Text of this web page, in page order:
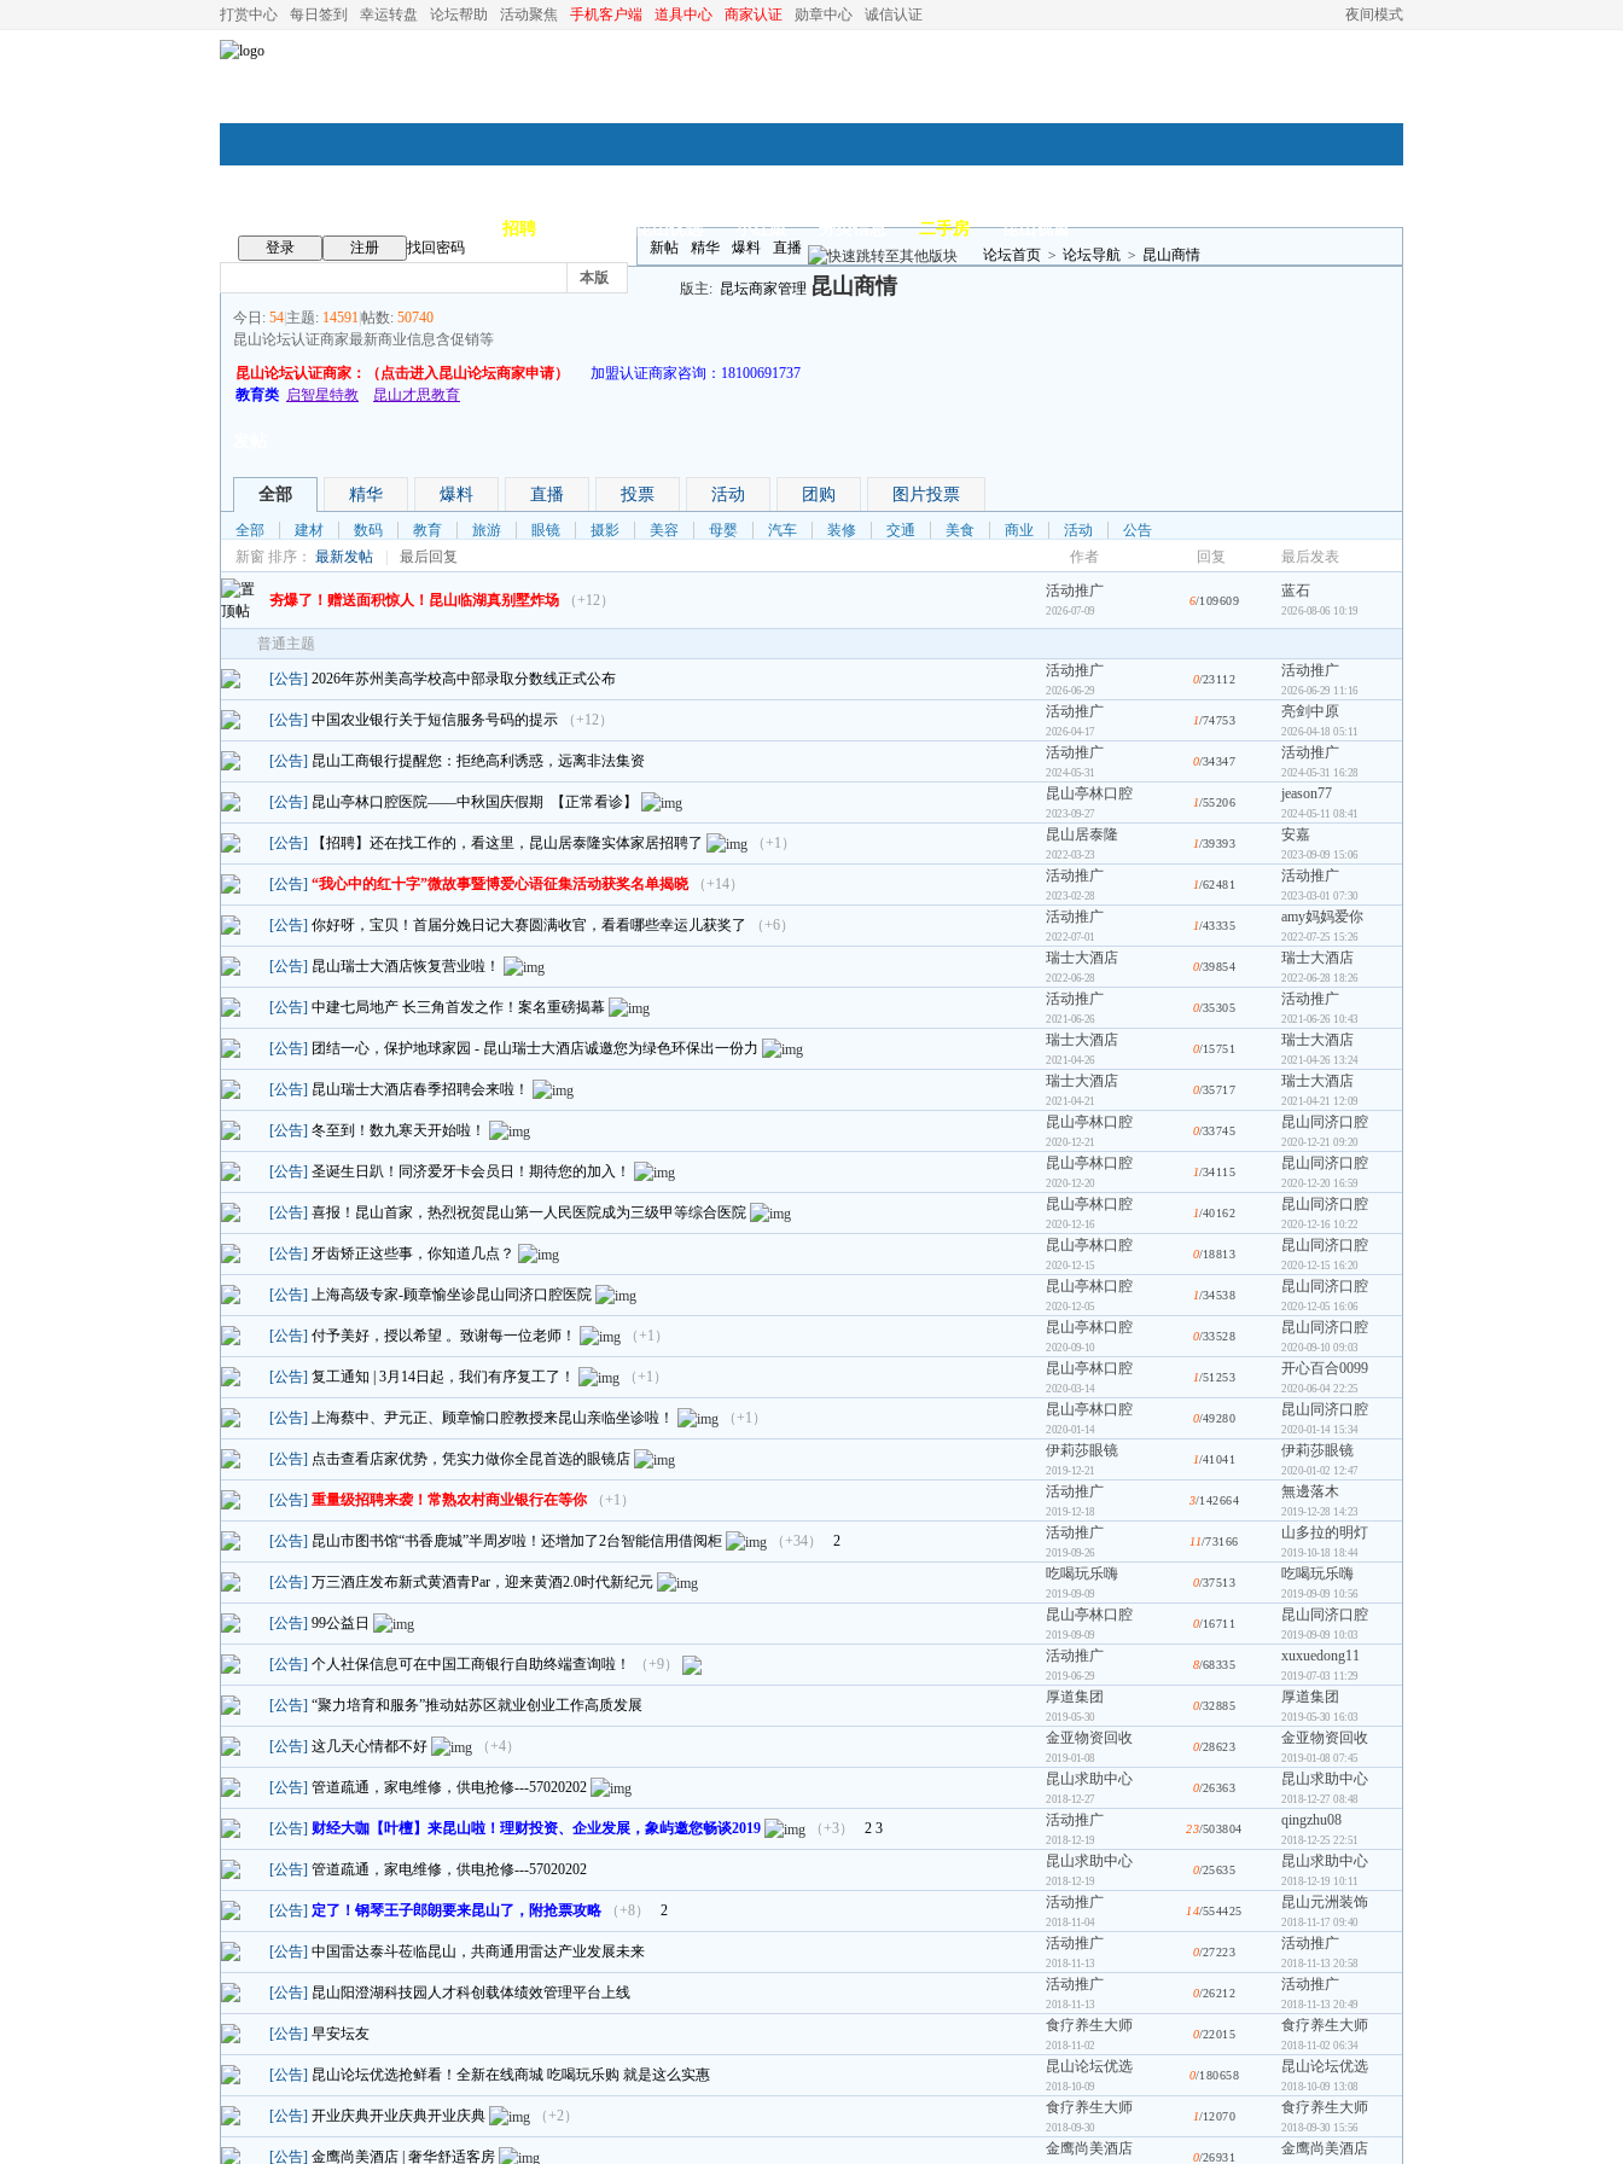
夜间模式
打赏中心 每日签到 幸运转盘 论坛帮助 活动聚焦 手机客户端 道具中心 商家认证 勋章中心 诚信认证
招聘 昆山优选 小红娘 分类信息 二手房 昆山视窗
登录 注册
找回密码
本版
新帖 精华 爆料 直播 论坛首页 > 论坛导航 > 昆山商情
版主: 昆坛商家管理 昆山商情
今日: 54 主题: 14591帖数: 50740
昆山论坛认证商家最新商业信息含促销等
昆山论坛认证商家：（点击进入昆山论坛商家申请）
加盟认证商家咨询： 18100691737
教育类 启智星特教 昆山才思教育
全部 精华 爆料 直播 投票 活动 团购 图片投票
全部 建材 数码 教育 旅游 眼镜 摄影 美容 母婴 汽车 装修 交通 美食 商业 活动
公告
新窗 排序： 最新发帖 最后回复 作者 回复 最后发表
夯爆了！赠送面积惊人！昆山临湖真别墅炸场 （+12）
活动推广
2026-07-09
6/109609
蓝石
2026-08-06 10:19
普通主题
[公告] 2026年苏州美高学校高中部录取分数线正式公布 活动推广
2026-06-29
0/23112 活动推广
2026-06-29 11:16
[公告] 中国农业银行关于短信服务号码的提示 （+12） 活动推广
2026-04-17
1/74753 亮剑中原
2026-04-18 05:11
[公告] 昆山工商银行提醒您：拒绝高利诱惑，远离非法集资 活动推广
2024-05-31
0/34347 活动推广
2024-05-31 16:28
[公告] 昆山亭林口腔医院——中秋国庆假期 【正常看诊】 昆山亭林口腔
2023-09-27
1/55206 jeason77
2024-05-11 08:41
[公告] 【招聘】还在找工作的，看这里，昆山居泰隆实体家居招聘了 （+1） 昆山居泰隆
2022-03-23
1/39393 安嘉
2023-09-09 15:06
[公告] “我心中的红十字”微故事暨博爱心语征集活动获奖名单揭晓 （+14） 活动推广
2023-02-28
1/62481 活动推广
2023-03-01 07:30
[公告] 你好呀，宝贝！首届分娩日记大赛圆满收官，看看哪些幸运儿获奖了 （+6） 活动推广
2022-07-01
1/43335 amy妈妈爱你
2022-07-25 15:26
[公告] 昆山瑞士大酒店恢复营业啦！ 瑞士大酒店
2022-06-28
0/39854 瑞士大酒店
2022-06-28 18:26
[公告] 中建七局地产 长三角首发之作！案名重磅揭幕 活动推广
2021-06-26
0/35305 活动推广
2021-06-26 10:43
[公告] 团结一心，保护地球家园 - 昆山瑞士大酒店诚邀您为绿色环保出一份力 瑞士大酒店
2021-04-26
0/15751 瑞士大酒店
2021-04-26 13:24
[公告] 昆山瑞士大酒店春季招聘会来啦！ 瑞士大酒店
2021-04-21
0/35717 瑞士大酒店
2021-04-21 12:09
[公告] 冬至到！数九寒天开始啦！ 昆山亭林口腔
2020-12-21
0/33745 昆山同济口腔
2020-12-21 09:20
[公告] 圣诞生日趴！同济爱牙卡会员日！期待您的加入！ 昆山亭林口腔
2020-12-20
1/34115 昆山同济口腔
2020-12-20 16:59
[公告] 喜报！昆山首家，热烈祝贺昆山第一人民医院成为三级甲等综合医院 昆山亭林口腔
2020-12-16
1/40162 昆山同济口腔
2020-12-16 10:22
[公告] 牙齿矫正这些事，你知道几点？ 昆山亭林口腔
2020-12-15
0/18813 昆山同济口腔
2020-12-15 16:20
[公告] 上海高级专家-顾章愉坐诊昆山同济口腔医院 昆山亭林口腔
2020-12-05
1/34538 昆山同济口腔
2020-12-05 16:06
[公告] 付予美好，授以希望 。致谢每一位老师！ （+1） 昆山亭林口腔
2020-09-10
0/33528 昆山同济口腔
2020-09-10 09:03
[公告] 复工通知 | 3月14日起，我们有序复工了！ （+1） 昆山亭林口腔
2020-03-14
1/51253 开心百合0099
2020-06-04 22:25
[公告] 上海蔡中、尹元正、顾章愉口腔教授来昆山亲临坐诊啦！ （+1） 昆山亭林口腔
2020-01-14
0/49280 昆山同济口腔
2020-01-14 15:34
[公告] 点击查看店家优势，凭实力做你全昆首选的眼镜店 伊莉莎眼镜
2019-12-21
1/41041 伊莉莎眼镜
2020-01-02 12:47
[公告] 重量级招聘来袭！常熟农村商业银行在等你 （+1） 活动推广
2019-12-18
3/142664 無邊落木
2019-12-28 14:23
[公告] 昆山市图书馆“书香鹿城”半周岁啦！还增加了2台智能信用借阅柜 （+34） 2 活动推广
2019-09-26
11/73166 山多拉的明灯
2019-10-18 18:44
[公告] 万三酒庄发布新式黄酒青Par，迎来黄酒2.0时代新纪元 吃喝玩乐嗨
2019-09-09
0/37513 吃喝玩乐嗨
2019-09-09 10:56
[公告] 99公益日 昆山亭林口腔
2019-09-09
0/16711 昆山同济口腔
2019-09-09 10:03
[公告] 个人社保信息可在中国工商银行自助终端查询啦！ （+9） 活动推广
2019-06-29
8/68335 xuxuedong11
2019-07-03 11:29
[公告] “聚力培育和服务”推动姑苏区就业创业工作高质发展 厚道集团
2019-05-30
0/32885 厚道集团
2019-05-30 16:03
[公告] 这几天心情都不好 （+4） 金亚物资回收
2019-01-08
0/28623 金亚物资回收
2019-01-08 07:45
[公告] 管道疏通，家电维修，供电抢修---57020202 昆山求助中心
2018-12-27
0/26363 昆山求助中心
2018-12-27 08:48
[公告] 财经大咖【叶檀】来昆山啦！理财投资、企业发展，象屿邀您畅谈2019 （+3） 2 3 活动推广
2018-12-19
23/503804 qingzhu08
2018-12-25 22:51
[公告] 管道疏通，家电维修，供电抢修---57020202 昆山求助中心
2018-12-19
0/25635 昆山求助中心
2018-12-19 10:11
[公告] 定了！钢琴王子郎朗要来昆山了，附抢票攻略 （+8） 2 活动推广
2018-11-04
14/554425 昆山元洲装饰
2018-11-17 09:40
[公告] 中国雷达泰斗莅临昆山，共商通用雷达产业发展未来 活动推广
2018-11-13
0/27223 活动推广
2018-11-13 20:58
[公告] 昆山阳澄湖科技园人才科创载体绩效管理平台上线 活动推广
2018-11-13
0/26212 活动推广
2018-11-13 20:49
[公告] 早安坛友 食疗养生大师
2018-11-02
0/22015 食疗养生大师
2018-11-02 06:34
[公告] 昆山论坛优选抢鲜看！全新在线商城 吃喝玩乐购 就是这么实惠 昆山论坛优选
2018-10-09
0/180658 昆山论坛优选
2018-10-09 13:08
[公告] 开业庆典开业庆典开业庆典 （+2） 食疗养生大师
2018-09-30
1/12070 食疗养生大师
2018-09-30 15:56
[公告] 金鹰尚美酒店 | 奢华舒适客房 金鹰尚美酒店 0/26931 金鹰尚美酒店